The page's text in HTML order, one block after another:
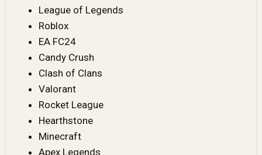
League of Legends
Roblox
EA FC24
Candy Crush
Clash of Clans
Valorant
Rocket League
Hearthstone
Minecraft
Apex Legends